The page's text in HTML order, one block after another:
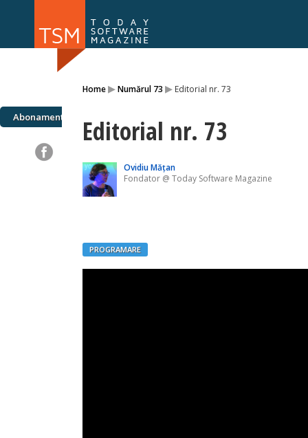
Home▸Numărul 73 ▸ Editorial nr. 73
Abonamente Editorial nr. 73
Ovidiu Mățan
Fondator @ Today Software Magazine
PROGRAMARE